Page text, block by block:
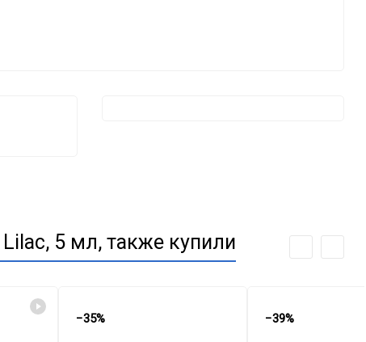
5 мл, также купили
−35% −39%